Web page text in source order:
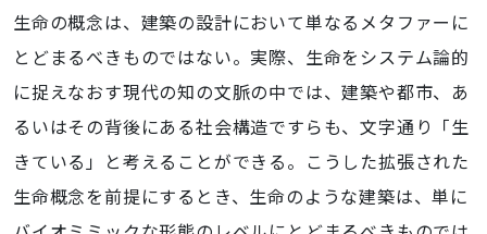
生命の概念は、建築の設計において単なるメタファーに
とどまるべきものではない。実際、生命をシステム論的
に捉えなおす現代の知の文脈の中では、建築や都市、あ
るいはその背後にある社会構造ですらも、文字通り「生
きている」と考えることができる。こうした拡張された
生命概念を前提にするとき、生命のような建築は、単に